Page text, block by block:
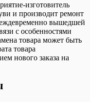
изготовитель
и производит ремонт
вышедшей
с особенностями
товара может быть
товара
нового заказа на